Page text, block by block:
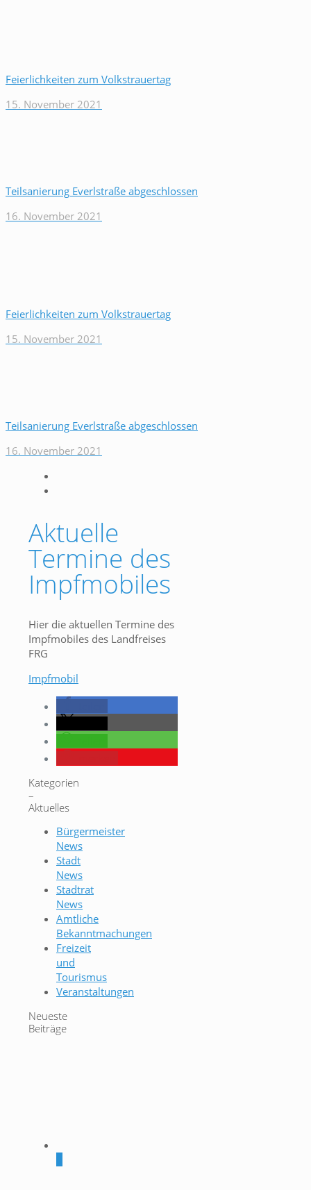
Feierlichkeiten zum Volkstrauertag
15. November 2021
Teilsanierung Everlstraße abgeschlossen
16. November 2021
Feierlichkeiten zum Volkstrauertag
15. November 2021
Teilsanierung Everlstraße abgeschlossen
16. November 2021
Aktuelle
Termine des
Impfmobiles
Hier die aktuellen Termine des
Impfmobiles des Landfreises
FRG
Impfmobil
Kategorien
–
Aktuelles
Bürgermeister
News
Stadt
News
Stadtrat
News
Amtliche
Bekanntmachungen
Freizeit
und
Tourismus
Veranstaltungen
Neueste
Beiträge